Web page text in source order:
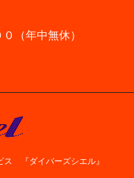
（年中無休）
ス 『ダイバーズシエル』